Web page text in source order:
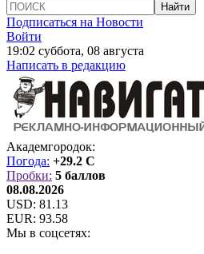
Подписаться на Новости
Войти
19:02 суббота, 08 августа
Написать в редакцию
Академгородок:
Погода: +29.2 C
Пробки: 5 баллов
08.08.2026
USD: 81.13
EUR: 93.58
Мы в соцсетях: